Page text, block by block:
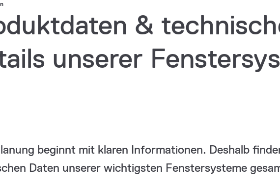
&
unserer
beginnt mit klaren Informationen. Deshalb
Daten unserer wichtigsten Fenstersysteme